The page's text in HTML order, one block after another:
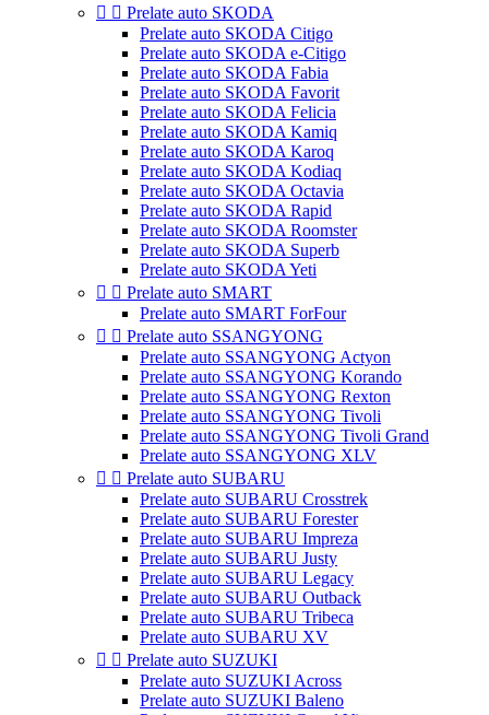
  Prelate auto SKODA
Prelate auto SKODA Citigo
Prelate auto SKODA e-Citigo
Prelate auto SKODA Fabia
Prelate auto SKODA Favorit
Prelate auto SKODA Felicia
Prelate auto SKODA Kamiq
Prelate auto SKODA Karoq
Prelate auto SKODA Kodiaq
Prelate auto SKODA Octavia
Prelate auto SKODA Rapid
Prelate auto SKODA Roomster
Prelate auto SKODA Superb
Prelate auto SKODA Yeti
  Prelate auto SMART
Prelate auto SMART ForFour
  Prelate auto SSANGYONG
Prelate auto SSANGYONG Actyon
Prelate auto SSANGYONG Korando
Prelate auto SSANGYONG Rexton
Prelate auto SSANGYONG Tivoli
Prelate auto SSANGYONG Tivoli Grand
Prelate auto SSANGYONG XLV
  Prelate auto SUBARU
Prelate auto SUBARU Crosstrek
Prelate auto SUBARU Forester
Prelate auto SUBARU Impreza
Prelate auto SUBARU Justy
Prelate auto SUBARU Legacy
Prelate auto SUBARU Outback
Prelate auto SUBARU Tribeca
Prelate auto SUBARU XV
  Prelate auto SUZUKI
Prelate auto SUZUKI Across
Prelate auto SUZUKI Baleno